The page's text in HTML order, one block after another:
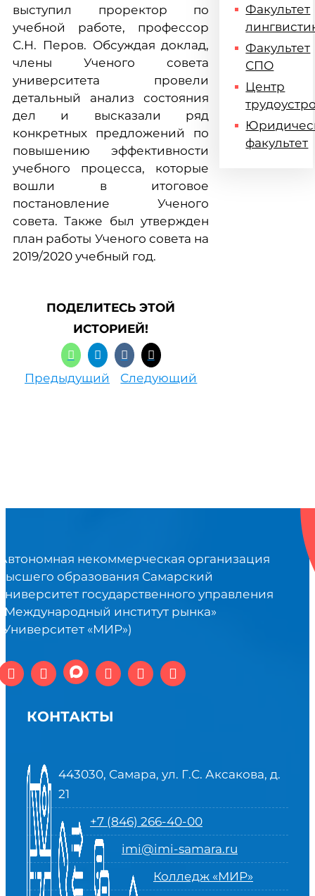
выступил проректор по
учебной работе, профессор
С.Н. Перов. Обсуждая доклад,
члены Ученого совета
университета провели
детальный анализ состояния
дел и высказали ряд
конкретных предложений по
повышению эффективности
учебного процесса, которые
вошли в итоговое
постановление Ученого
совета. Также был утвержден
план работы Ученого совета на
2019/2020 учебный год.
ПОДЕЛИТЕСЬ ЭТОЙ
ИСТОРИЕЙ!
Предыдущий Следующий
Факультет
Факультет
СПО
Центр
факультет
некоммерческая организация
образования Самарский
государственного управления
институт рынка»
«МИР»)
КОНТАКТЫ
443030, Самара, ул. Г.С. Аксакова, д.
21
+7 (846) 266-40-00
imi@imi-samara.ru
Колледж «МИР»